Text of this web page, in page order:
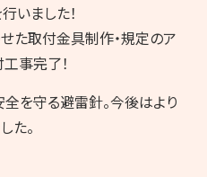
いました！
た取付金具制作・規定のア
事完了！
を守る避雷針。今後はより
た。